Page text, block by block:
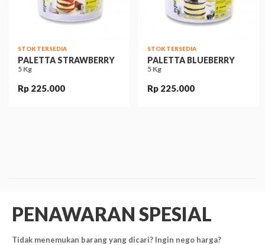
STOK TERSEDIA
PALETTA STRAWBERRY
5 Kg
Rp 225.000
STOK TERSEDIA
PALETTA BLUEBERRY
5 Kg
Rp 225.000
PENAWARAN SPESIAL
Tidak menemukan barang yang dicari? Ingin nego harga?